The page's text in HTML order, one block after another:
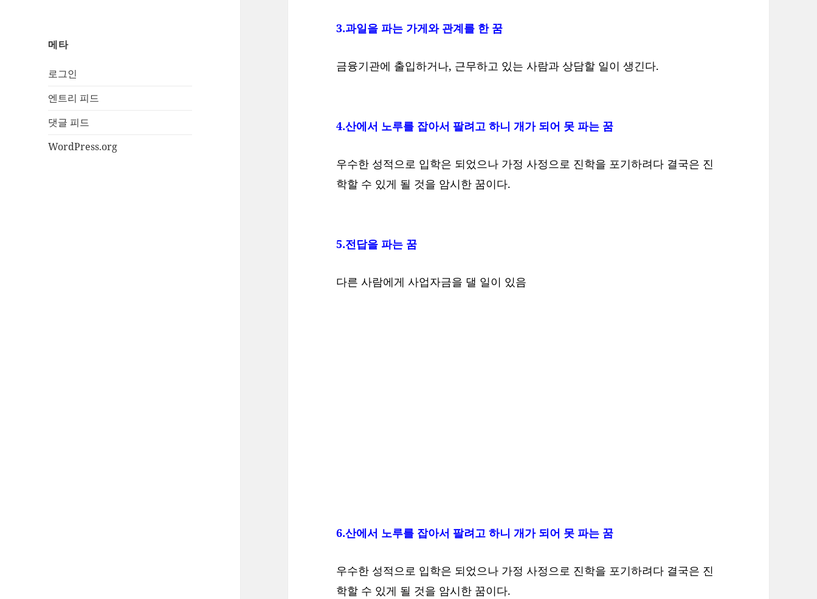
메타
로그인
엔트리 피드
댓글 피드
WordPress.org
3.과일을 파는 가게와 관계를 한 꿈
금융기관에 출입하거나, 근무하고 있는 사람과 상담할 일이 생긴다.
4.산에서 노루를 잡아서 팔려고 하니 개가 되어 못 파는 꿈
우수한 성적으로 입학은 되었으나 가정 사정으로 진학을 포기하려다 결국은 진
학할 수 있게 될 것을 암시한 꿈이다.
5.전답을 파는 꿈
다른 사람에게 사업자금을 댈 일이 있음
6.산에서 노루를 잡아서 팔려고 하니 개가 되어 못 파는 꿈
우수한 성적으로 입학은 되었으나 가정 사정으로 진학을 포기하려다 결국은 진
학할 수 있게 될 것을 암시한 꿈이다.